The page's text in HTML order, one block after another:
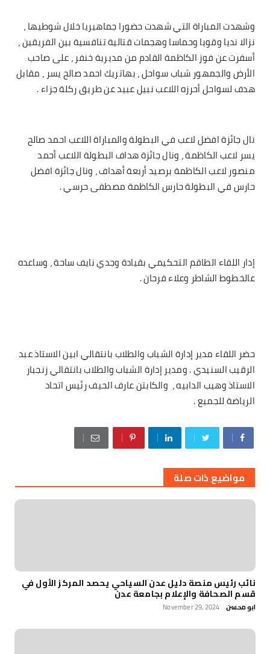
وشهدت المباراة التي شهدت حضورا جماهيريا خلال شوطيها ،
نزالا نديا وقويا وحماسا وهجمات قتالية تنافسية بين الفريقين ،
أسفرت عن فوز الكاظمة القادم من مديرية خنفر ، على صاحب
الأرض والجمهور شباب سواحل ، بهاتريك احمد صالح يسر ، مقابل
هدف لسواحل أحرزه اللاعب نبيل عبيد عن طريق ركلة جزاء .
نال جائزة افضل لاعب في البطولة والمباراة اللاعب احمد صالح
يسر لاعب الكاظمة ، ونال جائزة هداف البطولة اللاعب أحمد
منصور لاعب الكاظمة برصيد أربعة أهداف ، ونال جائزة افضل
حارس في البطولة حارس الكاظمة مصطفى حرسي .
إدار اللقاء الطاقم التحكيمي بقيادة وجدي نايف ساحة ، وساعده
عالخطوط الشاطر وعلاء فرحان .
حضر اللقاء مدير إدارة الشباب والطلاب بانتقالي ابين الاستاذ عبد
الرقيب السنيدي . ومدير إدارة الشباب والطلاب بانتقالي زنجبار
الاستاذ وهيب الدابيه ، والكابتن عارف الحيف رئيس اتحاد
الرياضة للجميع .
مواضيع ذات صلة
نائب رئيس منصة دليل عدن السياحي يحصد المركز الأول في
قسم الصحافة والإعلام بجامعة عدن
ابو محسن November 29, 2024